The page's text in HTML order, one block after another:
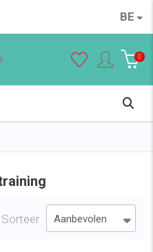
BE
0
Sorteer